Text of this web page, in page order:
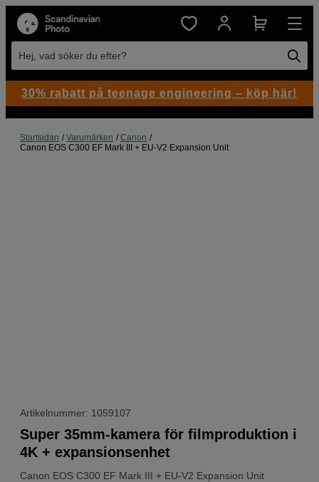
Hej, vad söker du efter?
Startsidan Varumärken
Canon
Canon EOS C300 EF Mark III + EU-V2 Expansion Unit
Artikelnummer: 1059107
Canon EOS C300 EF Mark III + EU-V2 Expansion Unit
Super 35mm-kamera för filmproduktion i
4K + expansionsenhet
30% rabatt på teenage engineering – köp här!